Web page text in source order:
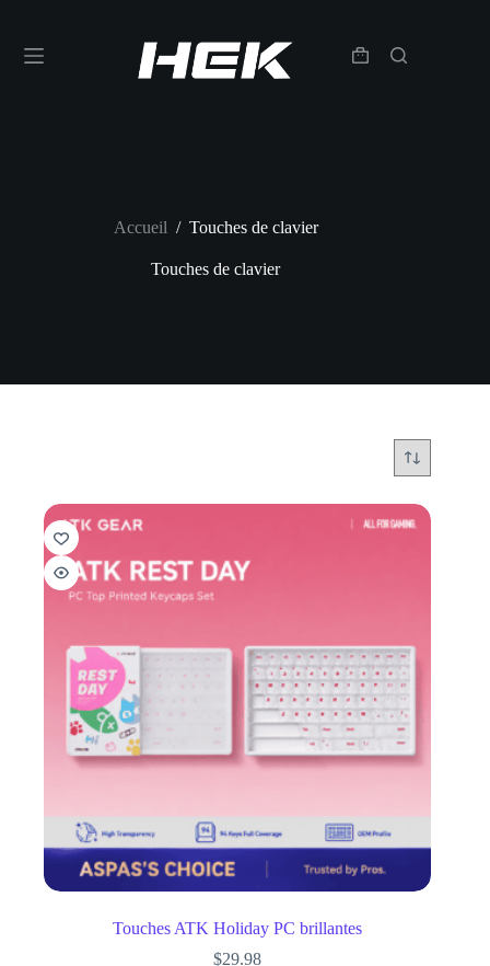
Accueil / Touches de clavier
Touches de clavier
Touches ATK Holiday PC brillantes
$29.98